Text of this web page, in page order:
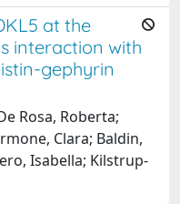
at the
interaction with
gephyrin
Rosa, Roberta;
Clara; Baldin,
Isabella; Kilstrup-